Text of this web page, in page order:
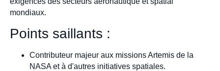
mondiaux.
Points saillants :
Contributeur majeur aux missions Artemis de la
NASA et à d'autres initiatives spatiales.